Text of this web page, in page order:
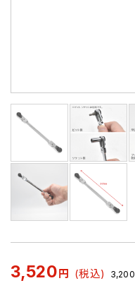
3,520 円 (税込) 3,200